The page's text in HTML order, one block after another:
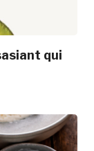
qui